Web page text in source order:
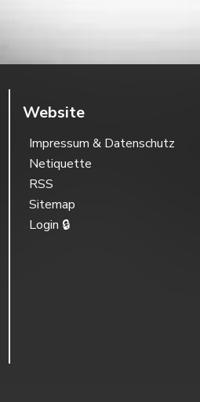
Website
Impressum & Datenschutz
Netiquette
RSS
Sitemap
Login 🔒